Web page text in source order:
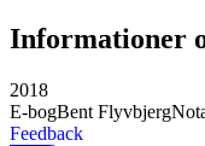
Informationer
2018
E-bogBent Flyvbjerg
Feedback